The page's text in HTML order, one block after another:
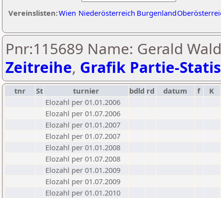
Vereinslisten:Wien Niederösterreich Burgenland
Pnr:115689 Name: Gerald
Zeitreihe, Grafik Partie-
tnr St turnier bdld rd datum f
K
Elozahl per 01.01.2006
Elozahl per 01.07.2006
Elozahl per 01.01.2007
Elozahl per 01.07.2007
Elozahl per 01.01.2008
Elozahl per 01.07.2008
Elozahl per 01.01.2009
Elozahl per 01.07.2009
Elozahl per 01.01.2010